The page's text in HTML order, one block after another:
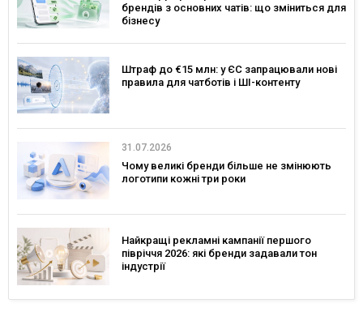
брендів з основних чатів: що зміниться для
бізнесу
Штраф до €15 млн: у ЄС запрацювали нові
правила для чатботів і ШІ-контенту
31.07.2026
Чому великі бренди більше не змінюють
логотипи кожні три роки
Найкращі рекламні кампанії першого
півріччя 2026: які бренди задавали тон
індустрії